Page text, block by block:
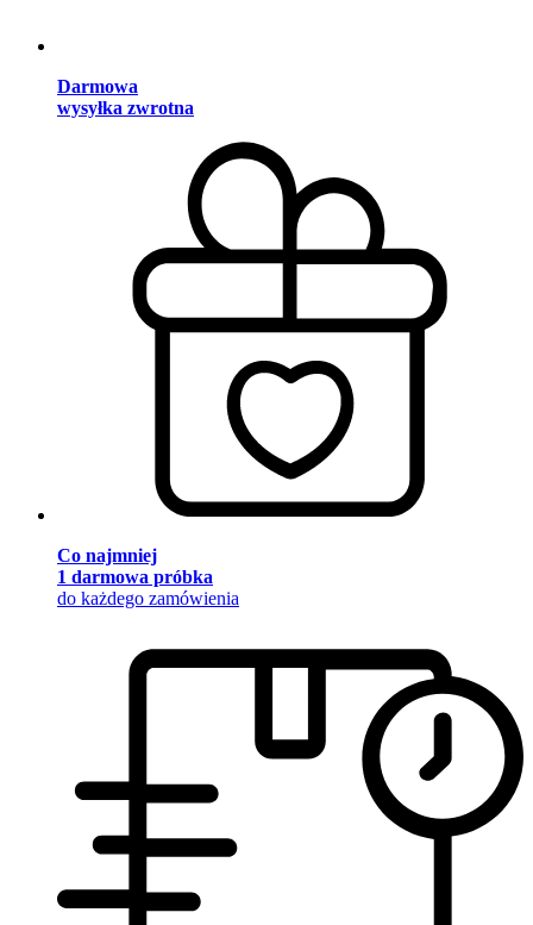
Darmowa
wysyłka zwrotna
Co najmniej
1 darmowa próbka
do każdego zamówienia